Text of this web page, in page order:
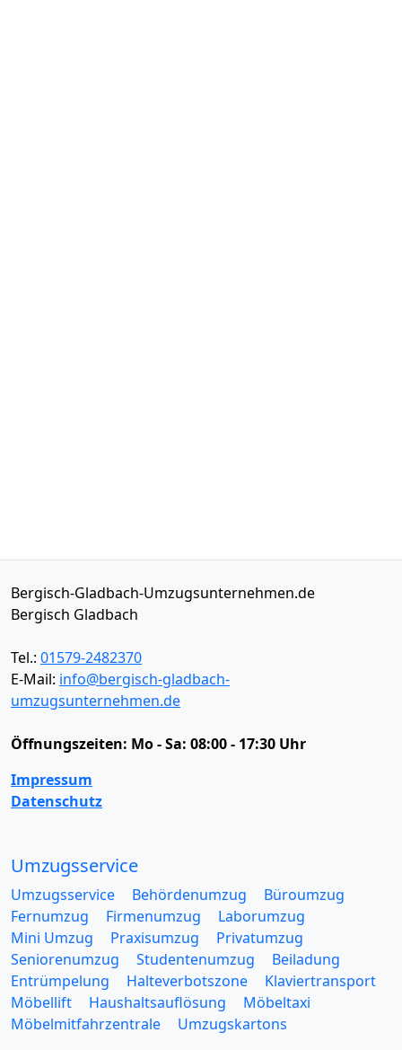
Bergisch-Gladbach-Umzugsunternehmen.de
Bergisch Gladbach
Tel.: 01579-2482370
E-Mail: info@bergisch-gladbach-
umzugsunternehmen.de
Öffnungszeiten: Mo - Sa: 08:00 - 17:30 Uhr
Impressum
Datenschutz
Umzugsservice
Umzugsservice Behördenumzug
Büroumzug
Fernumzug
Firmenumzug
Laborumzug
Mini Umzug
Praxisumzug
Privatumzug
Seniorenumzug
Studentenumzug
Beiladung
Entrümpelung
Halteverbotszone
Klaviertransport
Möbellift
Haushaltsauflösung
Möbeltaxi
Möbelmitfahrzentrale
Umzugskartons